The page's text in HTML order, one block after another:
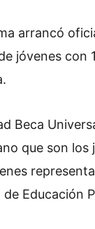
arrancó
jóvenes
Beca
que son los
de Educación